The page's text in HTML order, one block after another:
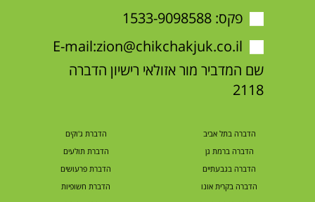
פקס: 1533-9098588
E-mail:zion@chikchakjuk.co.il
שם המדביר מור אזולאי רישיון הדברה
2118
הדברה בתל אביב
הדברה ברמת גן
הדברה בגבעתיים
הדברה בקרית אונו
הדברת ג'וקים
הדברת תולעים
הדברת פרעושים
הדברת חשופיות